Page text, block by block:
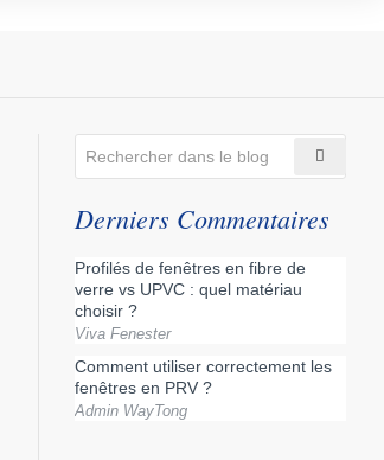
Derniers Commentaires
Profilés de fenêtres en fibre de
verre vs UPVC : quel matériau
choisir ?
Viva Fenester
Comment utiliser correctement les
fenêtres en PRV ?
Admin WayTong